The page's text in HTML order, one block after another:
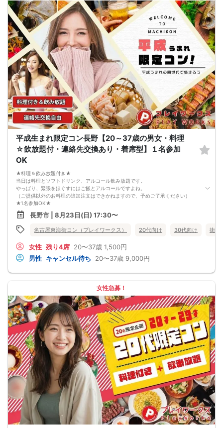
---------------------------
【お客様へのお願い】
1. ２名様以上でのご参加は必ず同性同士でお申し込みください。
2. 服装の指定はございません。多くのお客様はカジュアルな格好でおこしになら
れています。
3. 開催判断はイベント前日の時点で男性３名・女性３名以上のお申し込みからに
なりますが、当日に参加者のキャンセルで比率が崩れた場合や開催判断人数を下
回った場合、一切返金などの保証はいたしませんのでご了承ください。
4. イベントページ内の「お申し込み状況」等はキャンセルなどで当日の参加人
数、男女比率と異なる可能性がございます。
5. 当日は店舗の外ではなく店舗内で受付いたします。店内に入り店員に「街コン
で来た」旨をお伝えください。
6. お釣りの用意はございませんので、出ないようにご準備お願いします。
7. 当日は年齢確認のできる身分証をお持ちください。イベントの対象年齢でない
ことが発覚した場合、参加費を全額徴収し返金はいたしかねます。
8. 15分以上の遅刻はキャンセルとみなす可能性があります。
9. 当日受付にお越しになってからのキャンセル、途中キャンセルは出来ません。
泊費、通信費等の返金は行いません。
11. 領収書の発行はいたしかねます。
お申し込みが完了した時点で上記すべての事項に同意したと判断いたします。
8/22(土)30代メイン夜コン松本
平成生まれ限定コン長野【20～37歳の男女・料理
☆飲放題付・連絡先交換あり・着席型】１名参加
OK
★料理＆飲み放題付き★
当日は料理とソフトドリンク、アルコール飲み放題です。
やっぱり、緊張をほぐすにはご飯とアルコールですよね。
（ご提供以外のお料理の追加注文はできかねますので、予めご了承ください）
★1名参加OK★
他の1名参加の方とペアになりますし、友達作りにも最適です。
基本的には２：２のグループトークとなります。
（１：１でのトークはございませんので、予めご了承ください）
★プロフィールカードにより会話のキッカケもバッチリ★
なんてことは絶対ありません！
プロフィールカードを活用し、「はじめまして」から会話を楽しみましょう。
★完全着席型・連絡先交換は自由★
換ができなかった」なんてことはありません。
（連絡先交換は席替え時間までに円滑に行ってください）
---------------------------
【お客様へのお願い】
1. ２名様以上でのご参加は必ず同性同士でお申し込みください。
2. 服装の指定はございません。多くのお客様はカジュアルな格好でおこしになら
れています。
3. 開催判断はイベント前日の時点で男性３名・女性３名以上のお申し込みからに
なりますが、当日に参加者のキャンセルで比率が崩れた場合や開催判断人数を下
回った場合、一切返金などの保証はいたしませんのでご了承ください。
4. イベントページ内の「お申し込み状況」等はキャンセルなどで当日の参加人
数、男女比率と異なる可能性がございます。
5. 当日は店舗の外ではなく店舗内で受付いたします。店内に入り店員に「街コン
で来た」旨をお伝えください。
6. お釣りの用意はございませんので、出ないようにご準備お願いします。
7. 当日は年齢確認のできる身分証をお持ちください。イベントの対象年齢でない
ことが発覚した場合、参加費を全額徴収し返金はいたしかねます。
8. 15分以上の遅刻はキャンセルとみなす可能性があります。
9. 当日受付にお越しになってからのキャンセル、途中キャンセルは出来ません。
長野市 | 8月23日(日) 17:30〜
名古屋東海街コン（プレイワークス） 20代向け 30代向け 街コ
女性 残り4席 20〜37歳 1,500円
男性 キャンセル待ち 20〜37歳 9,000円
女性急募！